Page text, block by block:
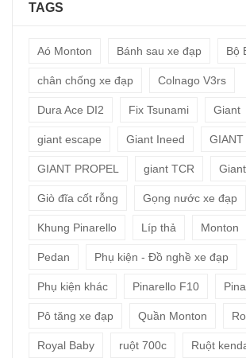
TAGS
Aó Monton Bánh sau xe đạp Bộ
chân chống xe đạp Colnago V3rs
Dura Ace DI2 Fix Tsunami Giant
giant escape Giant Ineed GIANT
GIANT PROPEL giant TCR
Giò đĩa cốt rỗng Gọng nước xe đạp
Khung Pinarello Líp thả Monton
Pedan Phụ kiện - Đồ nghề xe đạp
Phụ kiện khác Pinarello F10
Pô tăng xe đạp Quần Monton
Royal Baby ruột 700c Ruột